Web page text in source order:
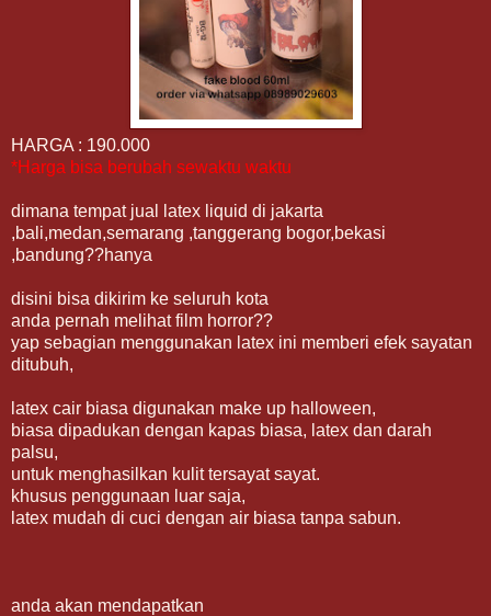
HARGA : 190.000
*Harga bisa berubah sewaktu waktu
dimana tempat jual latex liquid di jakarta
,bali,medan,semarang ,tanggerang bogor,bekasi
,bandung??hanya
disini bisa dikirim ke seluruh kota
anda pernah melihat film horror??
yap sebagian menggunakan latex ini memberi efek sayatan
ditubuh,
latex cair biasa digunakan make up halloween,
biasa dipadukan dengan kapas biasa, latex dan darah
palsu,
untuk menghasilkan kulit tersayat sayat.
khusus penggunaan luar saja,
latex mudah di cuci dengan air biasa tanpa sabun.
anda akan mendapatkan